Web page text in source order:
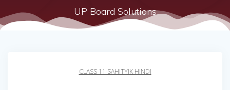
UP Board Solutions
CLASS 11 SAHITYIK HINDI